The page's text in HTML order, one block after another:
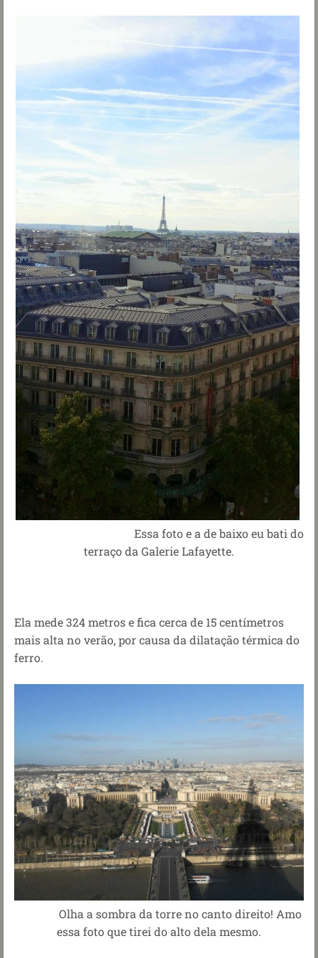
Essa foto e a de baixo eu bati do
terraço da Galerie Lafayette.
Ela mede 324 metros e fica cerca de 15 centímetros
mais alta no verão, por causa da dilatação térmica do
ferro.
Olha a sombra da torre no canto direito! Amo
essa foto que tirei do alto dela mesmo.